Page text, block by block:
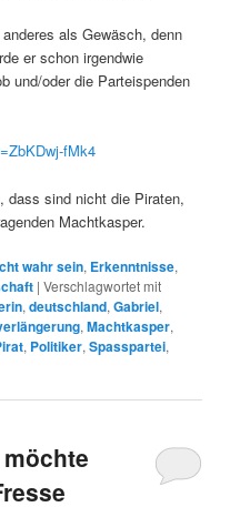
als Gewäsch, denn
er schon irgendwie
und/oder die Parteispenden
fMk4
dass sind nicht die Piraten,
Machtkasper.
wahr sein, Erkenntnisse,
|Verschlagwortet mit
,deutschland,Gabriel,
,Machtkasper,
, Politiker,Spasspartei,